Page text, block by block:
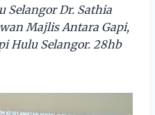
Selangor Dr. Sathia
Majlis Antara Gapi,
Hulu Selangor. 28hb